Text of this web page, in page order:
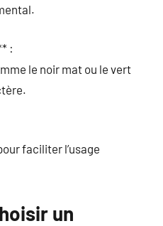
:
le noir mat ou le vert
faciliter l’usage
un